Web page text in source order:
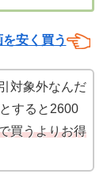
安く買う
対象外なんだ
すると2600
買うよりお得